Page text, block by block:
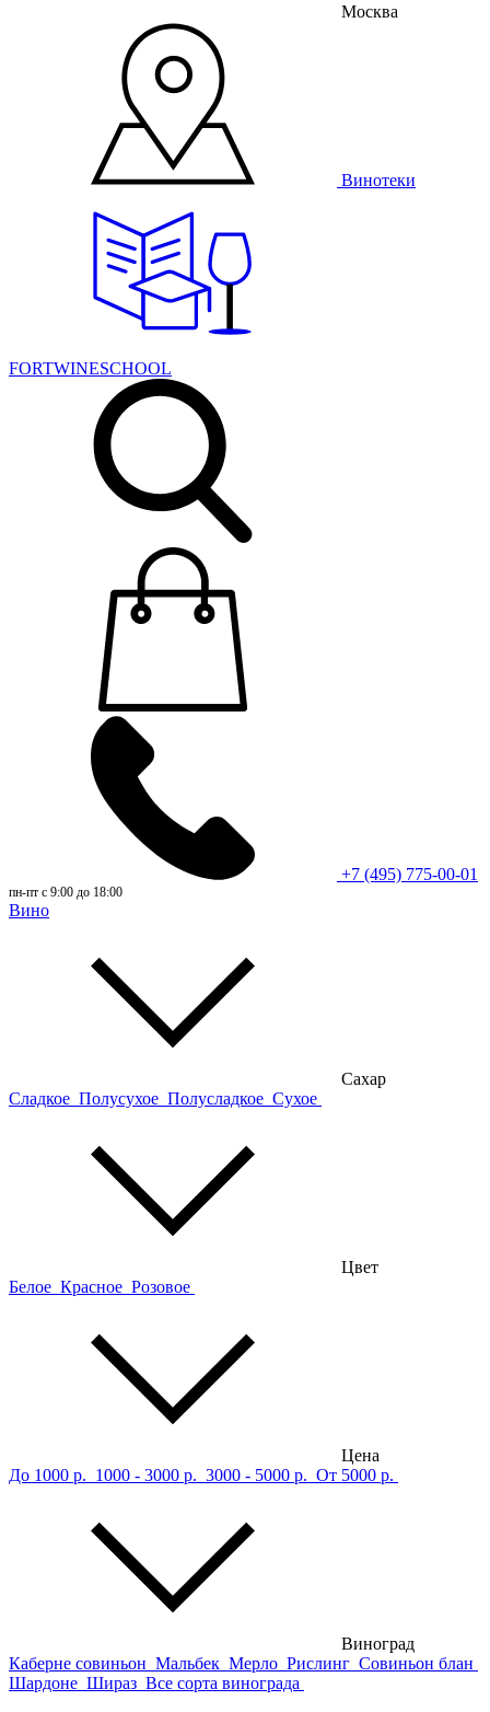
Москва
Винотеки
FORTWINESCHOOL
+7 (495) 775-00-01
пн-пт с 9:00 до 18:00
Вино
Сахар
Сладкое Полусухое Полусладкое Сухое
Цвет
Белое Красное Розовое
Цена
До 1000 р. 1000 - 3000 р. 3000 - 5000 р. От 5000 р.
Виноград
Каберне совиньон Мальбек Мерло Рислинг Совиньон блан
Шардоне Шираз Все сорта винограда